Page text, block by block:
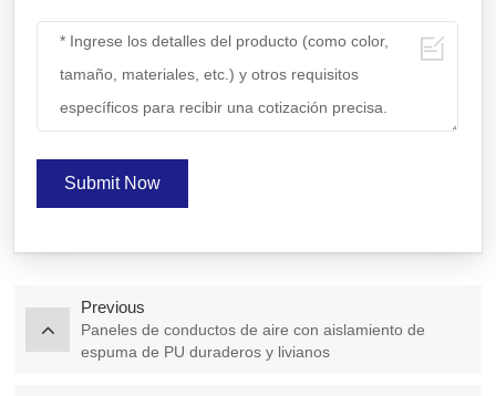
Submit Now
Previous
Paneles de conductos de aire con aislamiento de
espuma de PU duraderos y livianos